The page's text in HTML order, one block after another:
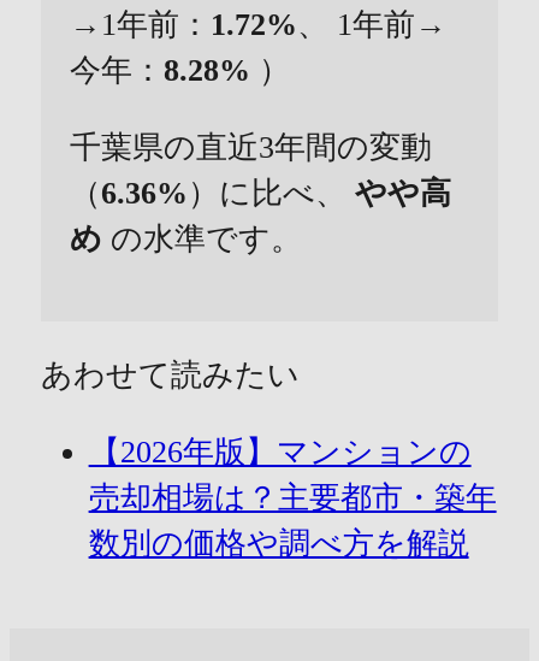
→1年前： 1.72%、 1年前→
今年： 8.28% ）
千葉県の直近3年間の変動
（6.36% ）に比べ、
やや高
め の水準です。
あわせて読みたい
【2026年版】マンションの
売却相場は？主要都市・築年
数別の価格や調べ方を解説